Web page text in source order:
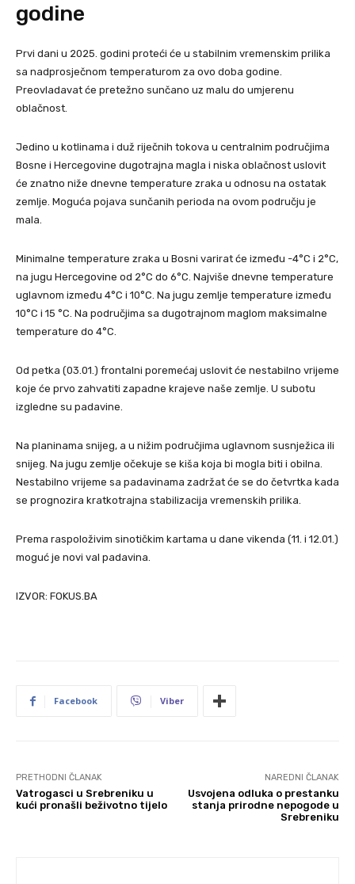
godine
Prvi dani u 2025. godini proteći će u stabilnim vremenskim prilika
sa nadprosječnom temperaturom za ovo doba godine.
Preovladavat će pretežno sunčano uz malu do umjerenu
oblačnost.
Jedino u kotlinama i duž riječnih tokova u centralnim područjima
Bosne i Hercegovine dugotrajna magla i niska oblačnost uslovit
će znatno niže dnevne temperature zraka u odnosu na ostatak
zemlje. Moguća pojava sunčanih perioda na ovom području je
mala.
Minimalne temperature zraka u Bosni varirat će između -4°C i 2°C,
na jugu Hercegovine od 2°C do 6°C. Najviše dnevne temperature
uglavnom između 4°C i 10°C. Na jugu zemlje temperature između
10°C i 15 °C. Na područjima sa dugotrajnom maglom maksimalne
temperature do 4°C.
Od petka (03.01.) frontalni poremećaj uslovit će nestabilno vrijeme
koje će prvo zahvatiti zapadne krajeve naše zemlje. U subotu
izgledne su padavine.
Na planinama snijeg, a u nižim područjima uglavnom susnježica ili
snijeg. Na jugu zemlje očekuje se kiša koja bi mogla biti i obilna.
Nestabilno vrijeme sa padavinama zadržat će se do četvrtka kada
se prognozira kratkotrajna stabilizacija vremenskih prilika.
Prema raspoloživim sinotičkim kartama u dane vikenda (11. i 12.01.)
moguć je novi val padavina.
IZVOR: FOKUS.BA
Facebook Viber
PRETHODNI ČLANAK
Vatrogasci u Srebreniku u
kući pronašli beživotno tijelo
NAREDNI ČLANAK
Usvojena odluka o prestanku
stanja prirodne nepogode u
Srebreniku